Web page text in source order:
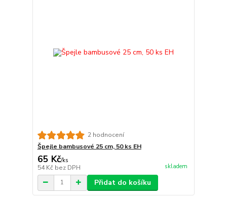
2 hodnocení
Špejle bambusové 25 cm, 50 ks EH
65 Kč/ks
54 Kč bez DPH skladem
Přidat do košíku